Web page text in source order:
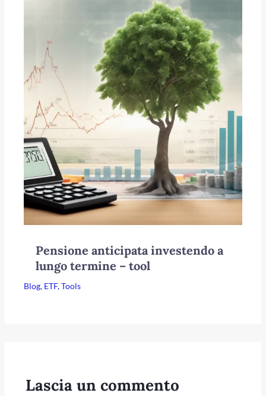
Pensione anticipata investendo a
lungo termine – tool
Blog, ETF,Tools
Lascia un commento